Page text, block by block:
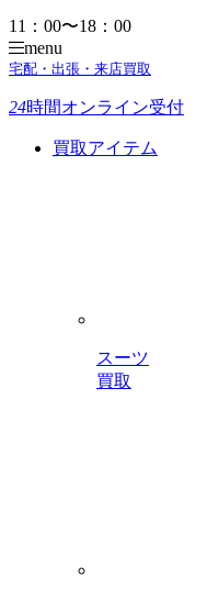
11：00〜18：00
menu
宅配・出張・来店買取
24時間オンライン受付
買取アイテム
スーツ
買取